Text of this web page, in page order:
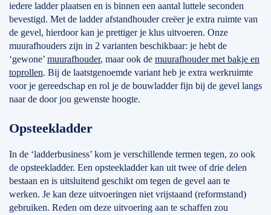
iedere ladder plaatsen en is binnen een aantal luttele seconden
bevestigd. Met de ladder afstandhouder creëer je extra ruimte van
de gevel, hierdoor kan je prettiger je klus uitvoeren. Onze
muurafhouders zijn in 2 varianten beschikbaar: je hebt de
‘gewone’ muurafhouder, maar ook de muurafhouder met bakje en
toprollen. Bij de laatstgenoemde variant heb je extra werkruimte
voor je gereedschap en rol je de bouwladder fijn bij de gevel langs
naar de door jou gewenste hoogte.
Opsteekladder
In de ‘ladderbusiness’ kom je verschillende termen tegen, zo ook
de opsteekladder. Een opsteekladder kan uit twee of drie delen
bestaan en is uitsluitend geschikt om tegen de gevel aan te
werken. Je kan deze uitvoeringen niet vrijstaand (reformstand)
gebruiken. Reden om deze uitvoering aan te schaffen zou